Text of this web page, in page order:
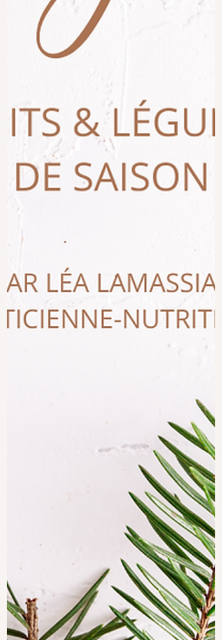
leur petit.